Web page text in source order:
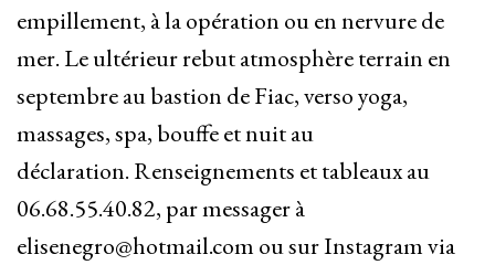
empillement, à la opération ou en nervure de
mer. Le ultérieur rebut atmosphère terrain en
septembre au bastion de Fiac, verso yoga,
massages, spa, bouffe et nuit au
déclaration. Renseignements et tableaux au
06.68.55.40.82, par messager à
elisenegro@hotmail.com ou sur Instagram via